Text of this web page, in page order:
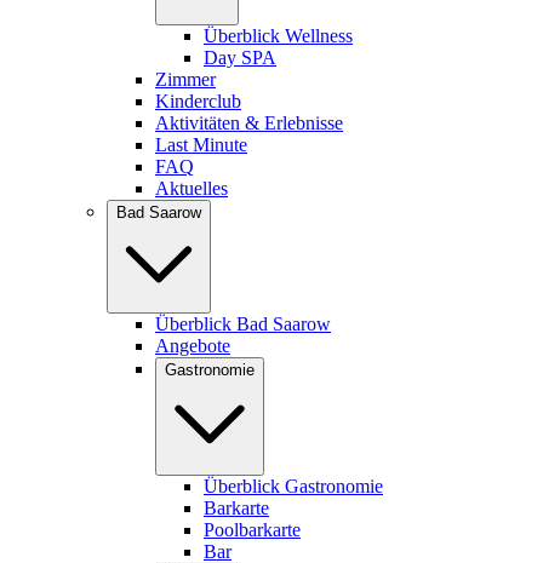
Überblick Wellness
Day SPA
Zimmer
Kinderclub
Aktivitäten & Erlebnisse
Last Minute
FAQ
Aktuelles
Bad Saarow
Überblick Bad Saarow
Angebote
Gastronomie
Überblick Gastronomie
Barkarte
Poolbarkarte
Bar